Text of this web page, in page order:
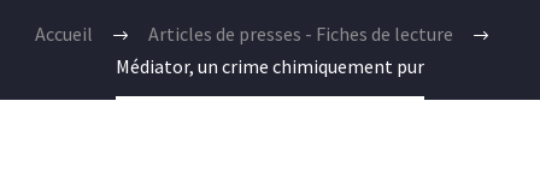
Accueil
Articles de presses - Fiches de lecture
Médiator, un crime chimiquement pur